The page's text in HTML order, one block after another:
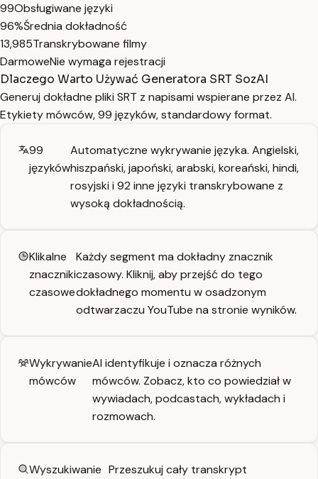
99Obsługiwane języki
96%Średnia dokładność
13,985Transkrybowane filmy
DarmoweNie wymaga rejestracji
Dlaczego Warto Używać Generatora SRT SozAI
Generuj dokładne pliki SRT z napisami wspierane przez AI.
Etykiety mówców, 99 języków, standardowy format.
99
języków
Automatyczne wykrywanie języka. Angielski,
hiszpański, japoński, arabski, koreański, hindi,
rosyjski i 92 inne języki transkrybowane z
wysoką dokładnością.
Klikalne
znaczniki
czasowe
Każdy segment ma dokładny znacznik
czasowy. Kliknij, aby przejść do tego
dokładnego momentu w osadzonym
odtwarzaczu YouTube na stronie wyników.
Wykrywanie
mówców
AI identyfikuje i oznacza różnych
mówców. Zobacz, kto co powiedział w
wywiadach, podcastach, wykładach i
rozmowach.
Wyszukiwanie Przeszukuj cały transkrypt